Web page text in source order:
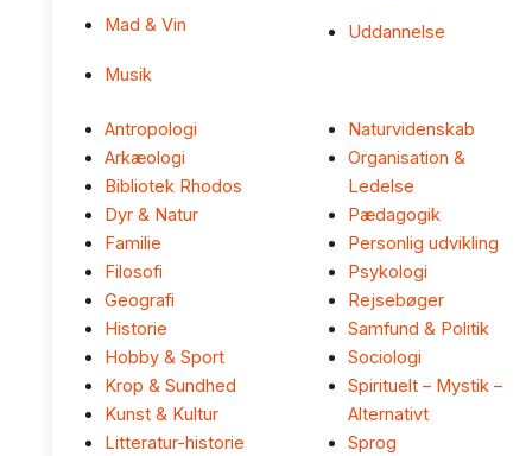
Mad & Vin
Musik
Uddannelse
Antropologi
Arkæologi
Bibliotek Rhodos
Dyr & Natur
Familie
Filosofi
Geografi
Historie
Hobby & Sport
Krop & Sundhed
Kunst & Kultur
Litteratur-historie
Naturvidenskab
Organisation &
Ledelse
Pædagogik
Personlig udvikling
Psykologi
Rejsebøger
Samfund & Politik
Sociologi
Spirituelt – Mystik –
Alternativt
Sprog